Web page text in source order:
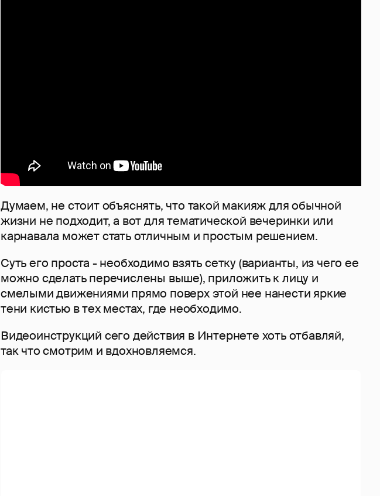
Думаем, не стоит объяснять, что такой макияж для обычной
жизни не подходит, а вот для тематической вечеринки или
карнавала может стать отличным и простым решением.
Суть его проста - необходимо взять сетку (варианты, из чего ее
можно сделать перечислены выше), приложить к лицу и
смелыми движениями прямо поверх этой нее нанести яркие
тени кистью в тех местах, где необходимо.
Видеоинструкций сего действия в Интернете хоть отбавляй,
так что смотрим и вдохновляемся.